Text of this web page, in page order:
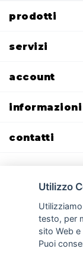
prodotti
servizi
account
informazioni
contatti
Privacy policy
Gomma per
Silicone liquido
Smooth-On |
Utilizzo
testo, per
sito Web
Puoi